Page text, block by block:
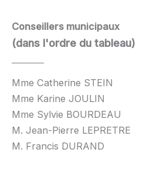
Conseillers municipaux
(dans l'ordre du tableau)
Mme Catherine STEIN
Mme Karine JOULIN
Mme Sylvie BOURDEAU
M. Jean-Pierre LEPRETRE
M. Francis DURAND